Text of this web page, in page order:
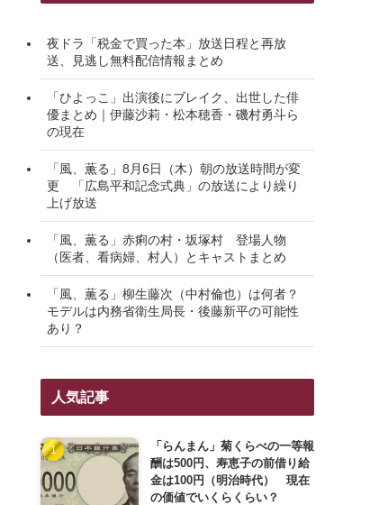
夜ドラ「税金で買った本」放送日程と再放
送、見逃し無料配信情報まとめ
「ひよっこ」出演後にブレイク、出世した俳
優まとめ｜伊藤沙莉・松本穂香・磯村勇斗ら
の現在
「風、薫る」8月6日（木）朝の放送時間が変
更 「広島平和記念式典」の放送により繰り
上げ放送
「風、薫る」赤痢の村・坂塚村 登場人物
（医者、看病婦、村人）とキャストまとめ
「風、薫る」柳生藤次（中村倫也）は何者？
モデルは内務省衛生局長・後藤新平の可能性
あり？
人気記事
「らんまん」菊くらべの一等報
酬は500円、寿恵子の前借り給
金は100円（明治時代） 現在
の価値でいくらくらい？